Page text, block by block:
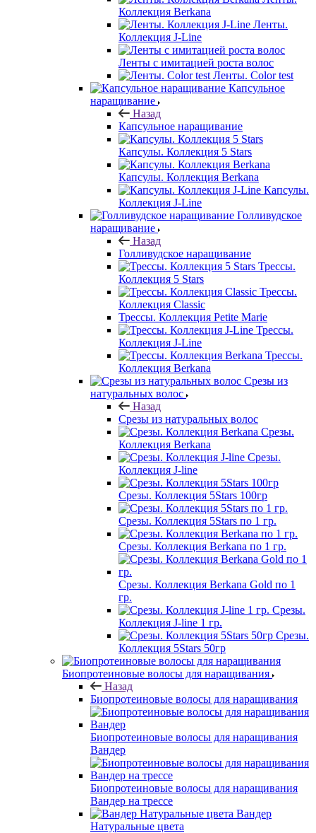
Коллекция Berkana
Ленты.
Коллекция J-Line
Ленты с имитацией роста волос
Ленты. Color test
Капсульное
наращивание
Назад
Капсульное наращивание
Капсулы. Коллекция 5 Stars
Капсулы. Коллекция Berkana
Капсулы.
Коллекция J-Line
Голливудское
наращивание
Назад
Голливудское наращивание
Трессы.
Коллекция 5 Stars
Трессы.
Коллекция Classic
Трессы. Коллекция Petite Marie
Трессы.
Коллекция J-Line
Трессы.
Коллекция Berkana
Срезы из
натуральных волос
Назад
Срезы из натуральных волос
Срезы.
Коллекция Berkana
Срезы.
Коллекция J-line
Срезы. Коллекция 5Stars 100гр
Срезы. Коллекция 5Stars по 1 гр.
Срезы. Коллекция Berkana по 1 гр.
Срезы. Коллекция Berkana Gold по 1
гр.
Срезы.
Коллекция J-line 1 гр.
Срезы.
Коллекция 5Stars 50гр
Биопротеиновые волосы для наращивания
Назад
Биопротеиновые волосы для наращивания
Биопротеиновые волосы для наращивания
Вандер
Биопротеиновые волосы для наращивания
Вандер на трессе
Вандер
Натуральные цвета